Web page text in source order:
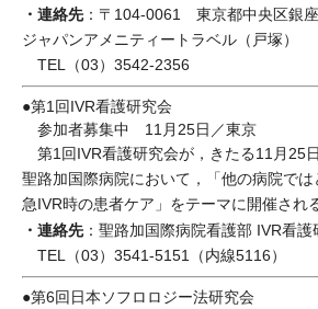
・連絡先：〒104-0061 東京都中央区銀
ジャパンアメニティートラベル（戸塚）
TEL（03）3542-2356
●第1回IVR看護研究会
参加者募集中 11月25日／東京
第1回IVR看護研究会が，きたる11月25
聖路加国際病院において，「他の病院で
急IVR時の患者ケア」をテーマに開催され
・連絡先：聖路加国際病院看護部 IVR看護
TEL（03）3541-5151（内線5116）
●第6回日本ソフロロジー法研究会